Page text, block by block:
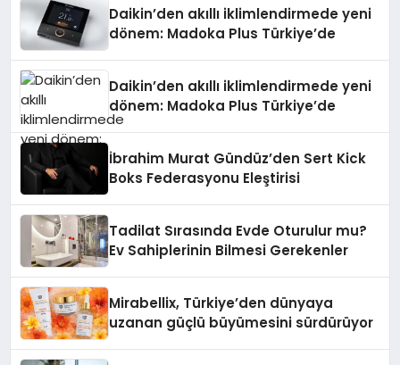
Daikin’den akıllı iklimlendirmede yeni
dönem: Madoka Plus Türkiye’de
Daikin’den akıllı iklimlendirmede yeni
dönem: Madoka Plus Türkiye’de
İbrahim Murat Gündüz’den Sert Kick
Boks Federasyonu Eleştirisi
Tadilat Sırasında Evde Oturulur mu?
Ev Sahiplerinin Bilmesi Gerekenler
Mirabellix, Türkiye’den dünyaya
uzanan güçlü büyümesini sürdürüyor